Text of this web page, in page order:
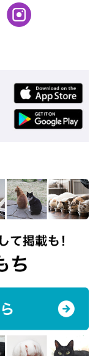
ご了承ください。